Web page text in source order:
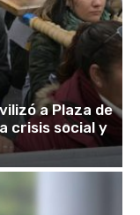
a Plaza de
crisis social y